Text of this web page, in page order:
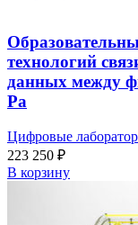
технологий
данных между
Ра
Цифровые
223 250 ₽
В корзину